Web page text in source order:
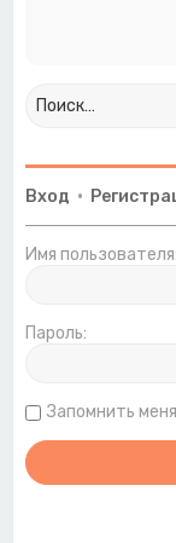
Вход •
Имя пользователя:
Пароль:
Запомнить меня